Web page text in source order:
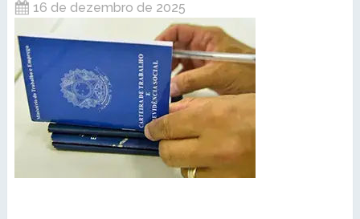
16 de dezembro de 2025